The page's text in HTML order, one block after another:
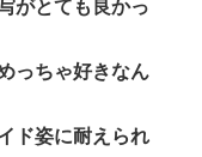
がとても良かっ
っちゃ好きなん
ド姿に耐えられ